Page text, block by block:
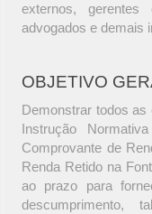
externos, gerentes
advogados e demais
OBJETIVO
Demonstrar todos
Instrução
Comprovante de
Renda Retido na
ao prazo para
descumprimento,